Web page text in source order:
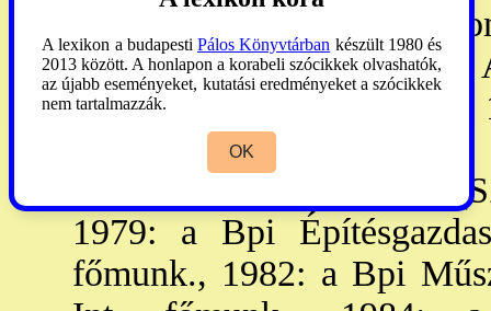
Karán mat-fiz-ábrázoló
szerzett. A pilisvörösvári
Móricz Zsigmond
tanára. – 1963: a Bpi
Ügyvitelgépesítési Váll.
1979: a Bpi
főmunk., 1982: a Bpi
A lexikon a budapesti Pálos Könyvtárban készült 1980 és
2013 között. A honlapon a korabeli szócikkek olvashatók,
az újabb eseményeket, kutatási eredményeket a szócikkek
nem tartalmazzák.
OK